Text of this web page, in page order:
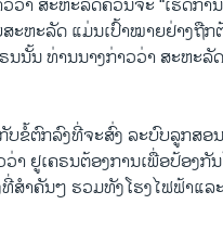
ຫະ​ລັດ ແມ່ນ​ເປົ້າ​ໝາຍ​ຢ່າງ​ຖືກ​
ນັ້ນ ທ່ານ​ນາງ​ກ່າວ​ວ່າ ສະ​ຫະ​ລັ
ບ​ຂໍ້​ຕົກ​ລົງທີ່​ຈະ​ສົ່ງ ​ລະ​ບົບ​ລູກ​ສ
າ ຢູ​ເຄ​ຣນ​ຕ້ອງ​ການ​ເພື່ອ​ປ້ອງ​ກັ
ສຳ​ຄັນໆ ຮວມ​ທັງ​ໂຮງ​ໄຟ​ຟ້າ​ແລ